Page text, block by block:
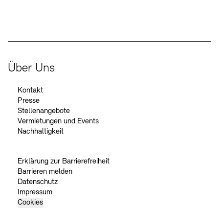
Über Uns
Kontakt
Presse
Stellenangebote
Vermietungen und Events
Nachhaltigkeit
Erklärung zur Barrierefreiheit
Barrieren melden
Datenschutz
Impressum
Cookies